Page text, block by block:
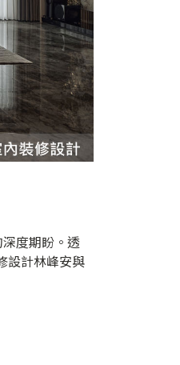
度期盼。透
設計林峰安與